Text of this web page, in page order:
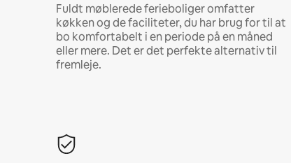
Fuldt møblerede ferieboliger omfatter
køkken og de faciliteter, du har brug for til at
bo komfortabelt i en periode på en måned
eller mere. Det er det perfekte alternativ til
fremleje.